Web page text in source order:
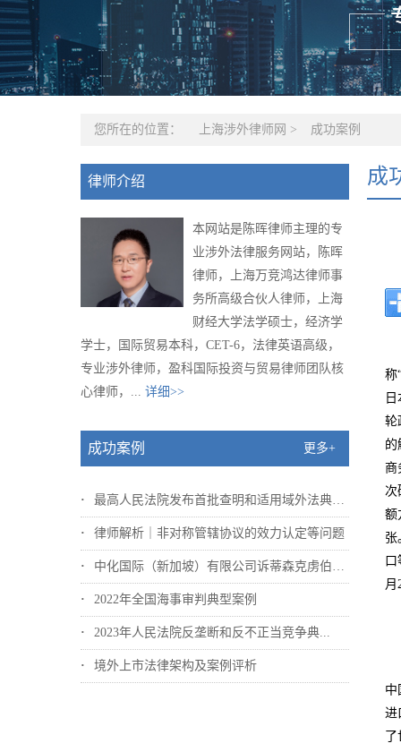
您所在的位置： 上海涉外律师网 > 成功案例
律师介绍
本网站是陈晖律师主理的专
业涉外法律服务网站，陈晖
律师，上海万竞鸿达律师事
务所高级合伙人律师，上海
财经大学法学硕士，经济学
学士，国际贸易本科，CET-6，法律英语高级，
专业涉外律师，盈科国际投资与贸易律师团队核
心律师，... 详细>>
成功案例 更多+
最高人民法院发布首批查明和适用域外法典型...
律师解析｜非对称管辖协议的效力认定等问题
中化国际（新加坡）有限公司诉蒂森克虏伯冶...
2022年全国海事审判典型案例
2023年人民法院反垄断和反不正当竞争典...
境外上市法律架构及案例评析
成
称
轮
的
商
次
额
张
月
中
进